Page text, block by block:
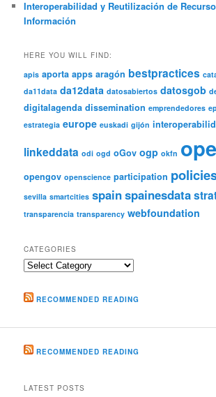
Interoperabilidad y Reutilización de
Información
HERE YOU WILL FIND:
apis aporta apps aragón bestpractices
da11data da12data datosabiertos datosgob
digitalagenda dissemination emprendedores
estrategia europe euskadi gijón
linkeddata odi ogd oGov ogp okfn
opengov openscience participation
sevilla smartcities spainspainesdata
transparencia transparency webfoundation
CATEGORIES
Categories
RECOMMENDED READING
RECOMMENDED READING
LATEST POSTS